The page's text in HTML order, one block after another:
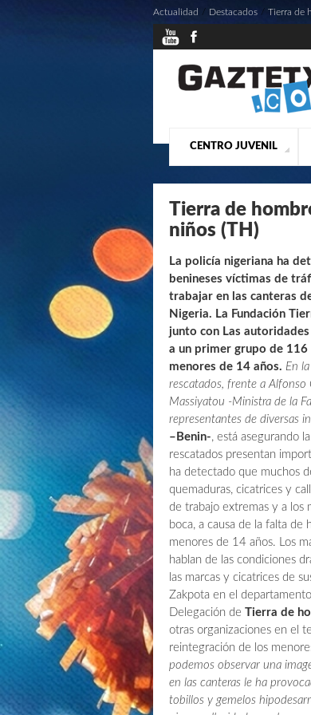
CENTRO JUVENIL
¿QUIENES SOMOS?
Actualidad / Destacados / Tierra de
Tierra de
niños (TH)
La policía nigeriana ha
benineses víctimas de
trabajar en las canteras
Nigeria. La Fundación
junto con Las
a un primer grupo de
menores de 14 años. En
rescatados, frente a Alfonso
Massiyatou -Ministra de la
representantes de diversas
–Benin-, está asegurando
rescatados presentan
ha detectado que muchos
quemaduras, cicatrices y
de trabajo extremas y a los
boca, a causa de la falta
menores de 14 años. Los
hablan de las condiciones
las marcas y cicatrices de
Zakpota en el
Delegación de Tierra de
otras organizaciones en el
reintegración de los
podemos observar una
en las canteras le ha
tobillos y gemelos